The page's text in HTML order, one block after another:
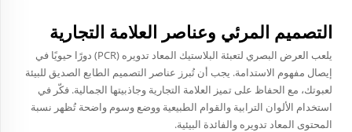
التصميم المرئي وعناصر العلامة التجارية
يلعب العرض البصري لتعبئة البلاستيك المعاد تدويره (PCR) دورًا حيويًا في
إيصال مفهوم الاستدامة. يجب أن تُبرز عناصر التصميم الطابع الصديق للبيئة
لعبوتك، مع الحفاظ على تميز العلامة التجارية وجاذبيتها الجمالية. فكّر في
استخدام الألوان الترابية والقوام الطبيعية ووضع وسوم واضحة تُظهر نسبة
المحتوى المعاد تدويره والفائدة البيئية.